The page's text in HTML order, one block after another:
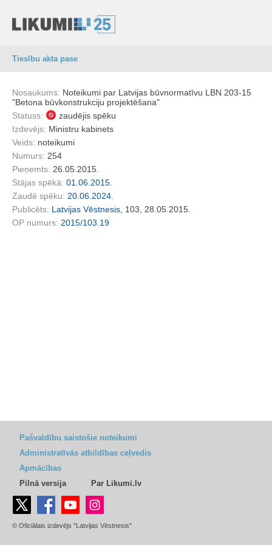
Tiesību akta pase
Nosaukums: Noteikumi par Latvijas būvnormatīvu LBN 203-15
"Betona būvkonstrukciju projektēšana"
Statuss:
zaudējis spēku
Izdevējs: Ministru kabinets
Veids: noteikumi
Numurs: 254
Pieņemts: 26.05.2015.
Stājas spēkā: 01.06.2015.
Zaudē spēku: 20.06.2024.
Publicēts: Latvijas Vēstnesis , 103, 28.05.2015.
OP numurs: 2015/103.19
Pašvaldību saistošie noteikumi
Administratīvās atbildības ceļvedis
Apmācības
Pilnā versija
Par Likumi.lv
© Oficiālais izdevējs "Latvijas Vēstnesis"